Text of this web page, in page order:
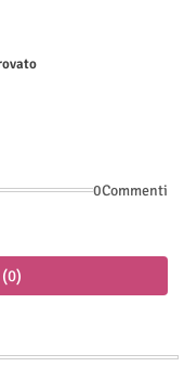
0Commenti